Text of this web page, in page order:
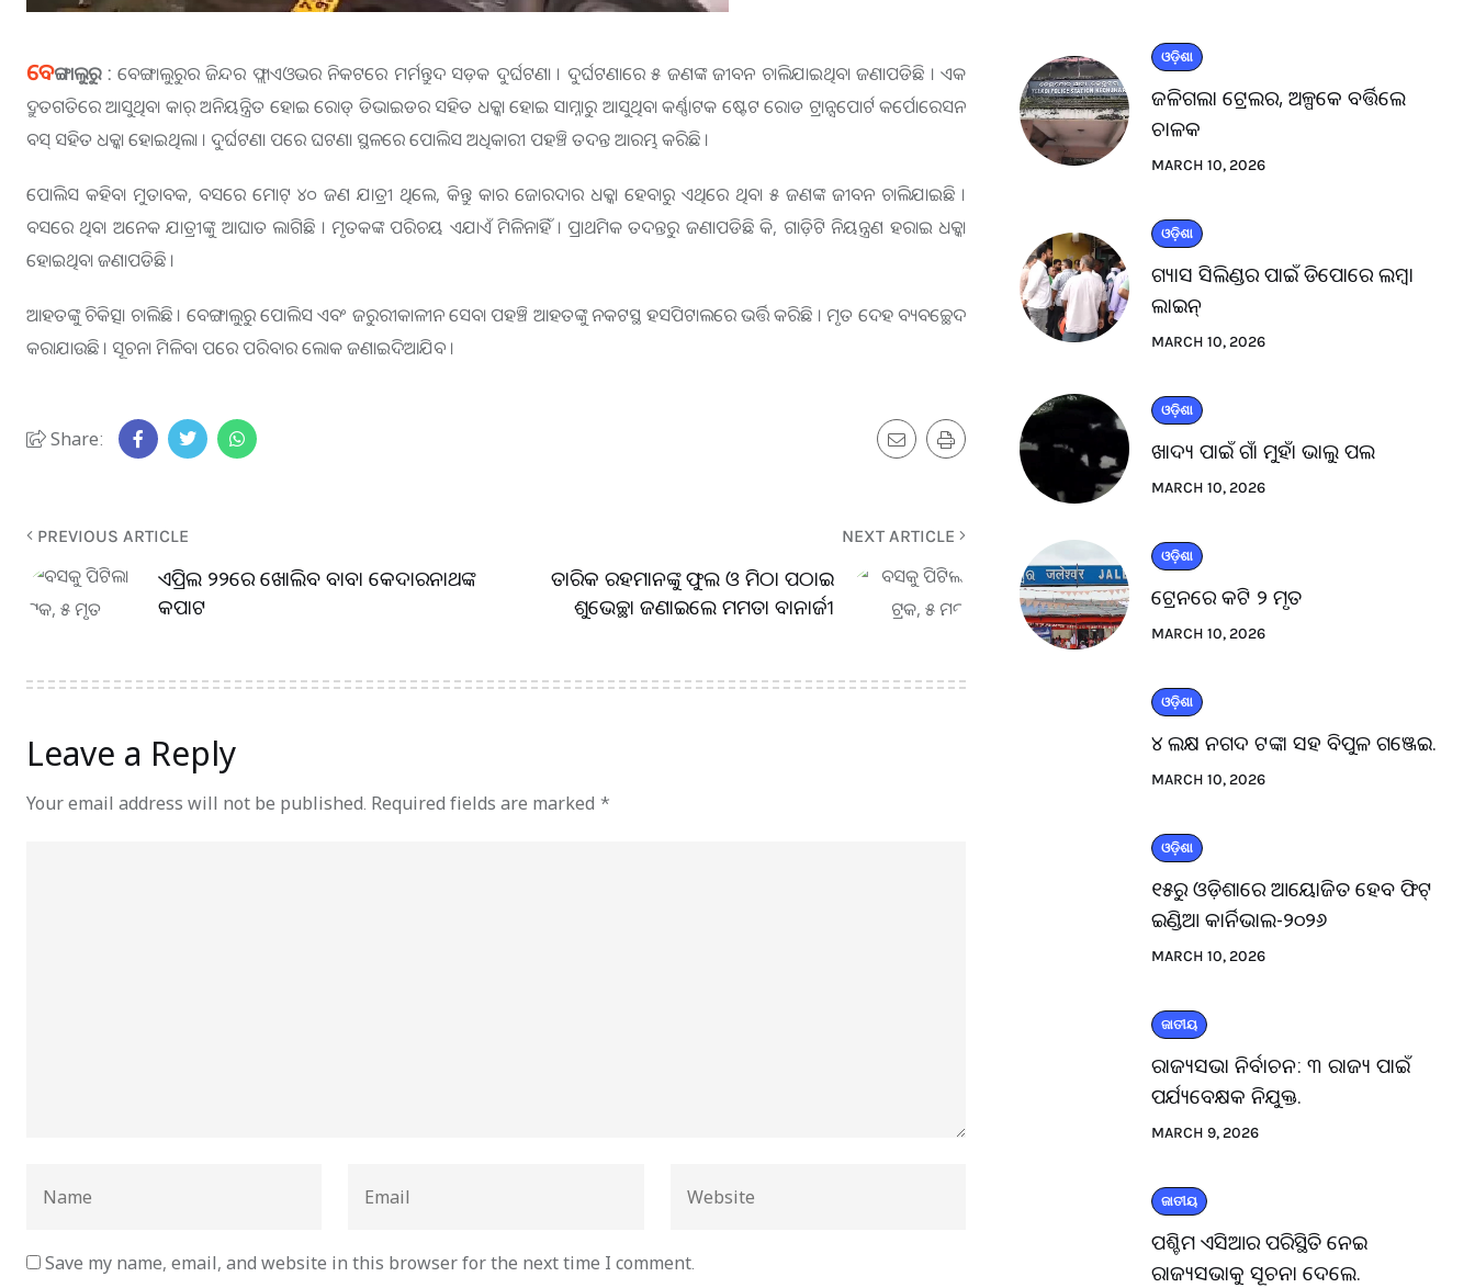
ବେଙ୍ଗାଲୁରୁ : ବେଙ୍ଗାଲୁରୁର ଜିନ୍ଦର ଫ୍ଲାଏଓଭର ନିକଟରେ ମର୍ମନ୍ତୁଦ ସଡ଼କ ଦୁର୍ଘଟଣା । ଦୁର୍ଘଟଣାରେ ୫ ଜଣଙ୍କ ଜୀବନ ଚାଲିଯାଇଥିବା ଜଣାପଡିଛି । ଏକ
ଦ୍ରୁତଗତିରେ ଆସୁଥିବା କାର୍ ଅନିୟନ୍ତ୍ରିତ ହୋଇ ରୋଡ୍ ଡିଭାଇଡର ସହିତ ଧକ୍କା ହୋଇ ସାମ୍ନାରୁ ଆସୁଥିବା କର୍ଣ୍ଣାଟକ ଷ୍ଟେଟ ରୋଡ ଟ୍ରାନ୍ସପୋର୍ଟ କର୍ପୋରେସନ
ବସ୍ ସହିତ ଧକ୍କା ହୋଇଥିଲା । ଦୁର୍ଘଟଣା ପରେ ଘଟଣା ସ୍ଥଳରେ ପୋଲିସ ଅଧିକାରୀ ପହଞ୍ଚି ତଦନ୍ତ ଆରମ୍ଭ କରିଛି ।
ପୋଲିସ କହିବା ମୁତାବକ, ବସରେ ମୋଟ୍ ୪୦ ଜଣ ଯାତ୍ରୀ ଥିଲେ, କିନ୍ତୁ କାର ଜୋରଦାର ଧକ୍କା ହେବାରୁ ଏଥିରେ ଥିବା ୫ ଜଣଙ୍କ ଜୀବନ ଚାଲିଯାଇଛି ।
ବସରେ ଥିବା ଅନେକ ଯାତ୍ରୀଙ୍କୁ ଆଘାତ ଲାଗିଛି । ମୃତକଙ୍କ ପରିଚୟ ଏଯାଏଁ ମିଳିନାହିଁ । ପ୍ରାଥମିକ ତଦନ୍ତରୁ ଜଣାପଡିଛି କି, ଗାଡ଼ିଟି ନିୟନ୍ତ୍ରଣ ହରାଇ ଧକ୍କା
ହୋଇଥିବା ଜଣାପଡିଛି ।
ଆହତଙ୍କୁ ଚିକିତ୍ସା ଚାଲିଛି । ବେଙ୍ଗାଲୁରୁ ପୋଲିସ ଏବଂ ଜରୁରୀକାଳୀନ ସେବା ପହଞ୍ଚି ଆହତଙ୍କୁ ନକଟସ୍ଥ ହସପିଟାଲରେ ଭର୍ତ୍ତି କରିଛି । ମୃତ ଦେହ ବ୍ୟବଚ୍ଛେଦ
କରାଯାଉଛି । ସୂଚନା ମିଳିବା ପରେ ପରିବାର ଲୋକ ଜଣାଇଦିଆଯିବ ।
Share:
PREVIOUS ARTICLE
ଏପ୍ରିଲ ୨୨ରେ ଖୋଲିବ ବାବା କେଦାରନାଥଙ୍କ
କପାଟ
NEXT ARTICLE
ତାରିକ ରହମାନଙ୍କୁ ଫୁଲ ଓ ମିଠା ପଠାଇ
ଶୁଭେଚ୍ଛା ଜଣାଇଲେ ମମତା ବାନାର୍ଜୀ
Leave a Reply
Your email address will not be published. Required fields are marked *
Save my name, email, and website in this browser for the next time I comment.
ଓଡ଼ିଶା
ଜଳିଗଲା ଟ୍ରେଲର, ଅଳ୍ପକେ ବର୍ତ୍ତିଲେ
ଚାଳକ
MARCH 10, 2026
ଓଡ଼ିଶା
ଗ୍ୟାସ ସିଲିଣ୍ଡର ପାଇଁ ଡିପୋରେ ଲମ୍ବା
ଲାଇନ୍
MARCH 10, 2026
ଓଡ଼ିଶା
ଖାଦ୍ୟ ପାଇଁ ଗାଁ ମୁହାଁ ଭାଲୁ ପଲ
MARCH 10, 2026
ଓଡ଼ିଶା
ଟ୍ରେନରେ କଟି ୨ ମୃତ
MARCH 10, 2026
ଓଡ଼ିଶା
୪ ଲକ୍ଷ ନଗଦ ଟଙ୍କା ସହ ବିପୁଳ ଗଞ୍ଜେଇ.
MARCH 10, 2026
ଓଡ଼ିଶା
୧୫ରୁ ଓଡ଼ିଶାରେ ଆୟୋଜିତ ହେବ ଫିଟ୍
ଇଣ୍ଡିଆ କାର୍ନିଭାଲ-୨୦୨୬
MARCH 10, 2026
ଜାତୀୟ
ରାଜ୍ୟସଭା ନିର୍ବାଚନ: ୩ ରାଜ୍ୟ ପାଇଁ
ପର୍ଯ୍ୟବେକ୍ଷକ ନିଯୁକ୍ତ.
MARCH 9, 2026
ଜାତୀୟ
ପଶ୍ଚିମ ଏସିଆର ପରିସ୍ଥିତି ନେଇ
ରାଜ୍ୟସଭାକୁ ସୂଚନା ଦେଲେ.